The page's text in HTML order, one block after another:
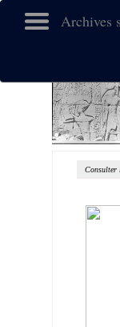
Archives
Consulter